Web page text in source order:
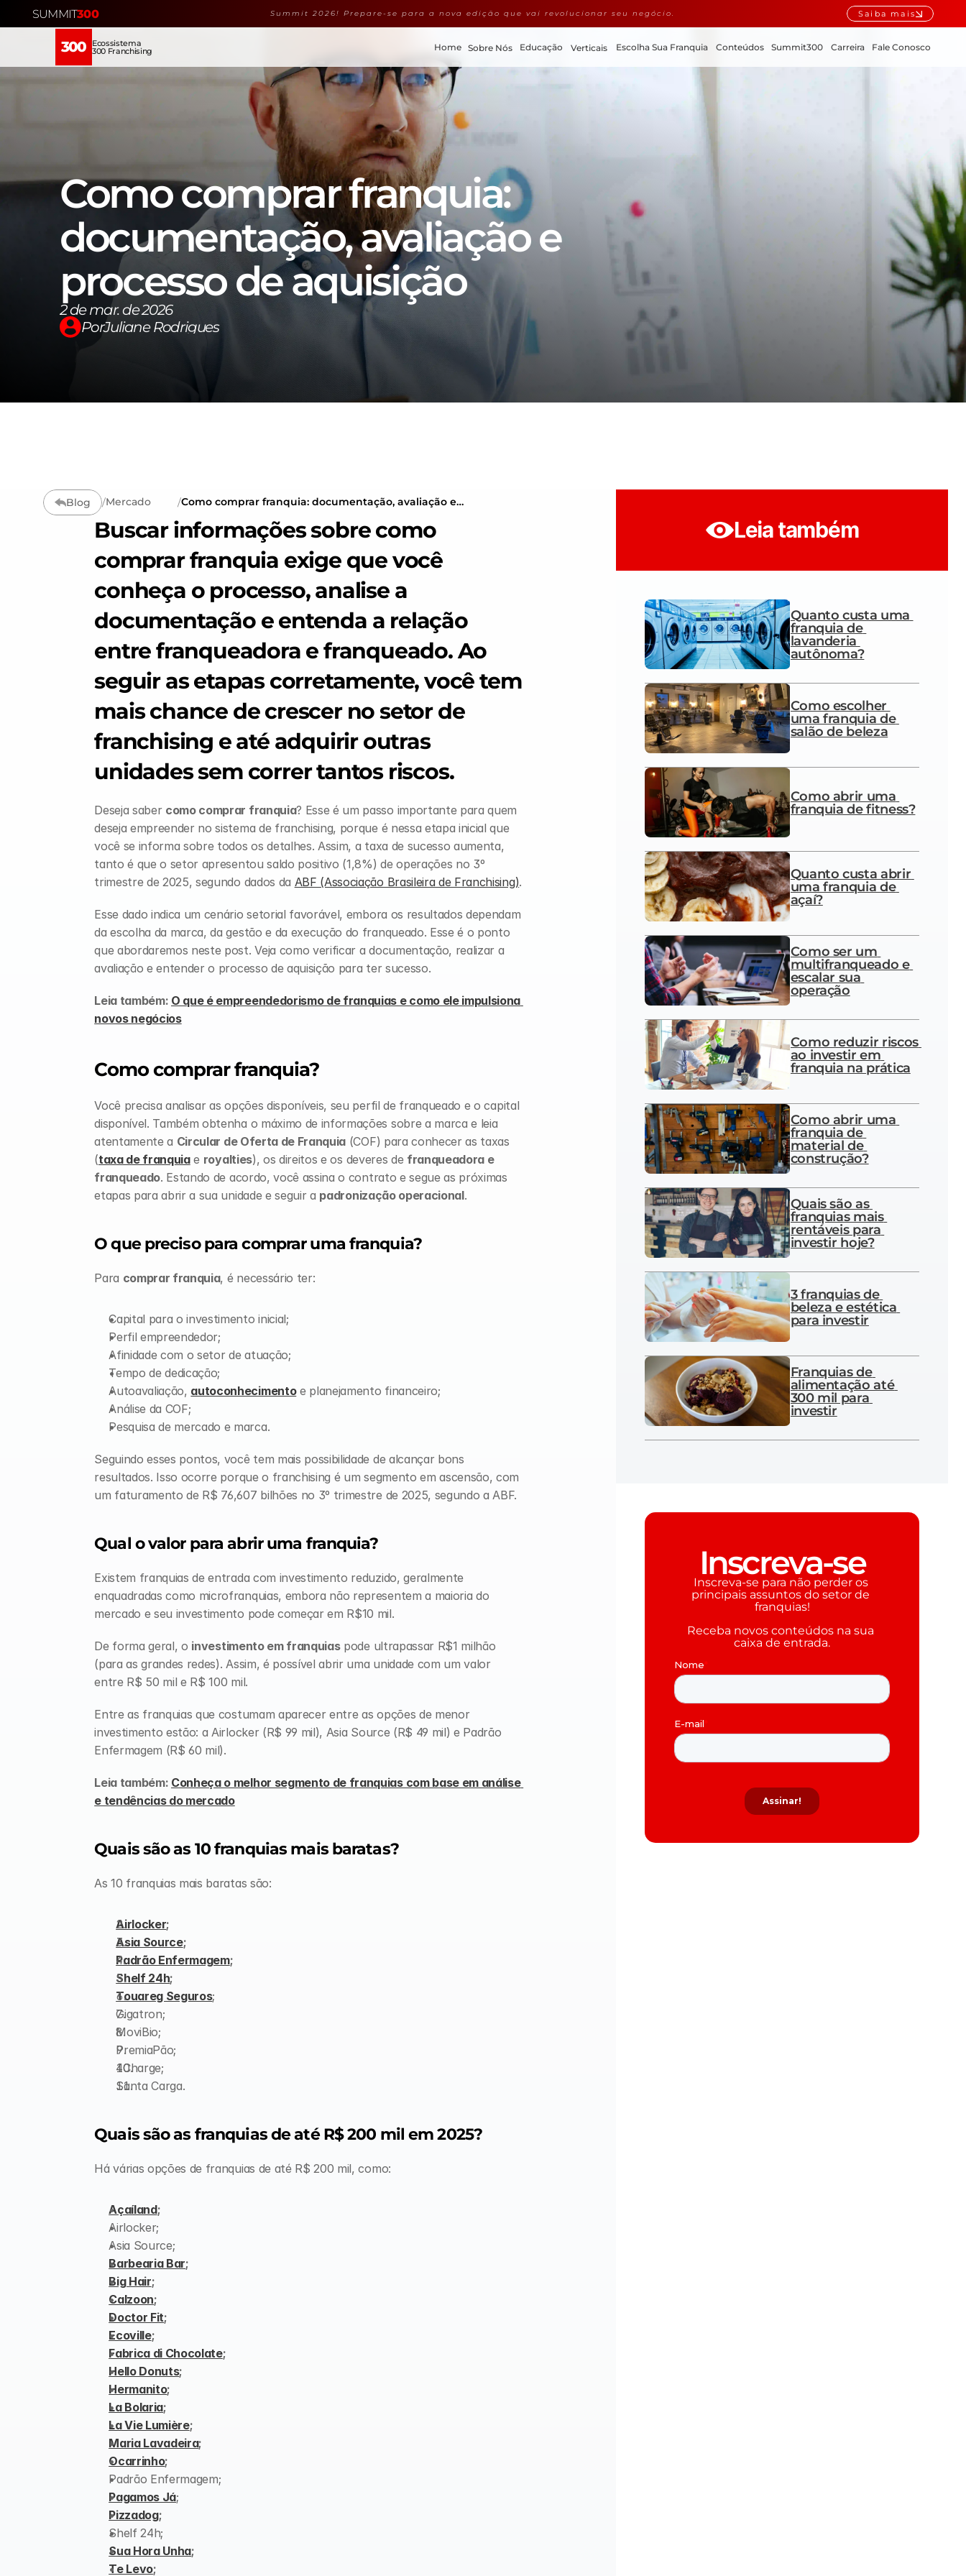
300 Ecossistema
300 Franchising Home Sobre Nós Educação Verticais Escolha Sua Franquia Conteúdos Summit300 Carreira Fale Conosco
Como comprar franquia:
documentação, avaliação e
processo de aquisição
2 de mar. de 2026
PorJuliane Rodrigues
Blog /Mercado /Como comprar franquia: documentação, avaliação e
Buscar informações sobre como
comprar franquia exige que você
conheça o processo, analise a
documentação e entenda a relação
entre franqueadora e franqueado. Ao
seguir as etapas corretamente, você tem
mais chance de crescer no setor de
franchising e até adquirir outras
unidades sem correr tantos riscos.
Deseja saber como comprar franquia? Esse é um passo importante para quem
deseja empreender no sistema de franchising, porque é nessa etapa inicial que
você se informa sobre todos os detalhes. Assim, a taxa de sucesso aumenta,
tanto é que o setor apresentou saldo positivo (1,8%) de operações no 3º
trimestre de 2025, segundo dados da ABF (Associação Brasileira de Franchising).
Esse dado indica um cenário setorial favorável, embora os resultados dependam
da escolha da marca, da gestão e da execução do franqueado. Esse é o ponto
que abordaremos neste post. Veja como verificar a documentação, realizar a
avaliação e entender o processo de aquisição para ter sucesso.
Leia também: O que é empreendedorismo de franquias e como ele impulsiona
novos negócios
Como comprar franquia?
Você precisa analisar as opções disponíveis, seu perfil de franqueado e o capital
disponível. Também obtenha o máximo de informações sobre a marca e leia
atentamente a Circular de Oferta de Franquia (COF) para conhecer as taxas
(taxa de franquia e royalties), os direitos e os deveres de franqueadora e
franqueado. Estando de acordo, você assina o contrato e segue as próximas
etapas para abrir a sua unidade e seguir a padronização operacional.
O que preciso para comprar uma franquia?
Para comprar franquia, é necessário ter:
Capital para o investimento inicial;
Perfil empreendedor;
Afinidade com o setor de atuação;
Tempo de dedicação;
Autoavaliação, autoconhecimento e planejamento financeiro;
Análise da COF;
Pesquisa de mercado e marca.
Seguindo esses pontos, você tem mais possibilidade de alcançar bons
resultados. Isso ocorre porque o franchising é um segmento em ascensão, com
um faturamento de R$ 76,607 bilhões no 3º trimestre de 2025, segundo a ABF.
Qual o valor para abrir uma franquia?
Existem franquias de entrada com investimento reduzido, geralmente
enquadradas como microfranquias, embora não representem a maioria do
mercado e seu investimento pode começar em R$10 mil.
De forma geral, o investimento em franquias pode ultrapassar R$1 milhão
(para as grandes redes). Assim, é possível abrir uma unidade com um valor
entre R$ 50 mil e R$ 100 mil.
Entre as franquias que costumam aparecer entre as opções de menor
investimento estão: a Airlocker (R$ 99 mil), Asia Source (R$ 49 mil) e Padrão
Enfermagem (R$ 60 mil).
Leia também: Conheça o melhor segmento de franquias com base em análise
e tendências do mercado
Quais são as 10 franquias mais baratas?
As 10 franquias mais baratas são:
Airlocker;
Asia Source;
Padrão Enfermagem;
Shelf 24h;
Touareg Seguros;
Gigatron;
MoviBio;
PremiaPão;
4Charge;
Santa Carga.
Quais são as franquias de até R$ 200 mil em 2025?
Há várias opções de franquias de até R$ 200 mil, como:
Açaíland;
Airlocker;
Asia Source;
Barbearia Bar;
Big Hair;
Calzoon;
Doctor Fit;
Ecoville;
Fabrica di Chocolate;
Hello Donuts;
Hermanito;
La Bolaria;
La Vie Lumière;
Maria Lavadeira;
Ocarrinho;
Padrão Enfermagem;
Pagamos Já;
Pizzadog;
Shelf 24h;
Sua Hora Unha;
Te Levo;
Leia também
Quanto custa uma
franquia de
lavanderia
autônoma?
Como escolher
uma franquia de
salão de beleza
Como abrir uma
franquia de fitness?
Quanto custa abrir
uma franquia de
açaí?
Como ser um
multifranqueado e
escalar sua
operação
Como reduzir riscos
ao investir em
franquia na prática
Como abrir uma
franquia de
material de
construção?
Quais são as
franquias mais
rentáveis para
investir hoje?
3 franquias de
beleza e estética
para investir
Franquias de
alimentação até
300 mil para
investir
Inscreva-se
Inscreva-se para não perder os
principais assuntos do setor de
franquias!
Receba novos conteúdos na sua
caixa de entrada.
SUMMIT300 Summit 2026! Prepare-se para a nova edição que vai revolucionar seu negócio. Saiba mais